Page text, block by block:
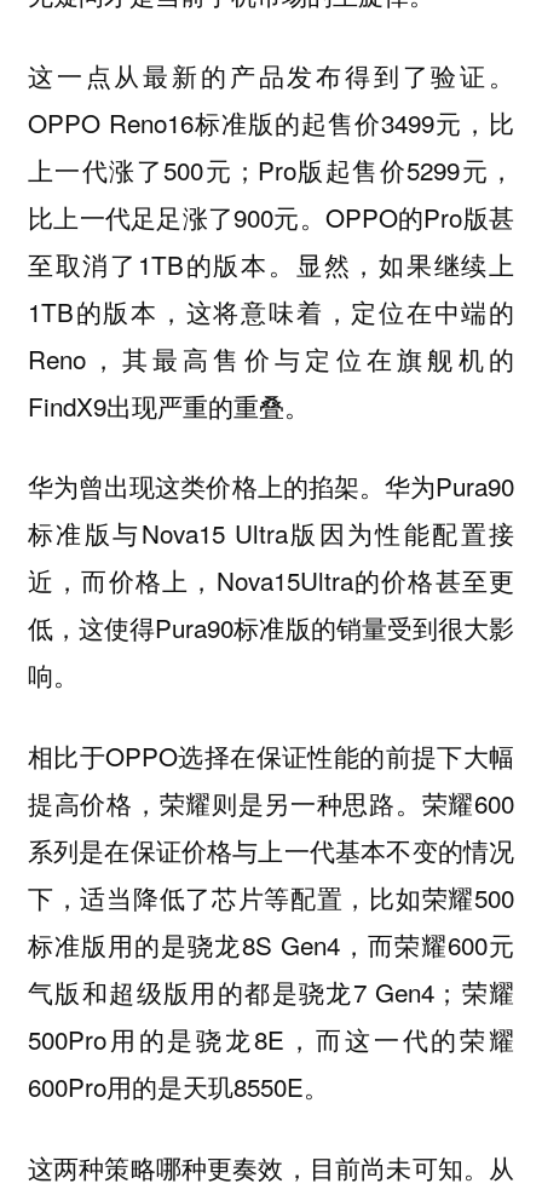
这一点从最新的产品发布得到了验证。
OPPO Reno16标准版的起售价3499元，比
上一代涨了500元；Pro版起售价5299元，
比上一代足足涨了900元。OPPO的Pro版甚
至取消了1TB的版本。显然，如果继续上
1TB的版本，这将意味着，定位在中端的
Reno，其最高售价与定位在旗舰机的
FindX9出现严重的重叠。
华为曾出现这类价格上的掐架。华为Pura90
标准版与Nova15 Ultra版因为性能配置接
近，而价格上，Nova15Ultra的价格甚至更
低，这使得Pura90标准版的销量受到很大影
响。
相比于OPPO选择在保证性能的前提下大幅
提高价格，荣耀则是另一种思路。荣耀600
系列是在保证价格与上一代基本不变的情况
下，适当降低了芯片等配置，比如荣耀500
标准版用的是骁龙8S Gen4，而荣耀600元
气版和超级版用的都是骁龙7 Gen4；荣耀
500Pro用的是骁龙8E，而这一代的荣耀
600Pro用的是天玑8550E。
这两种策略哪种更奏效，目前尚未可知。 从